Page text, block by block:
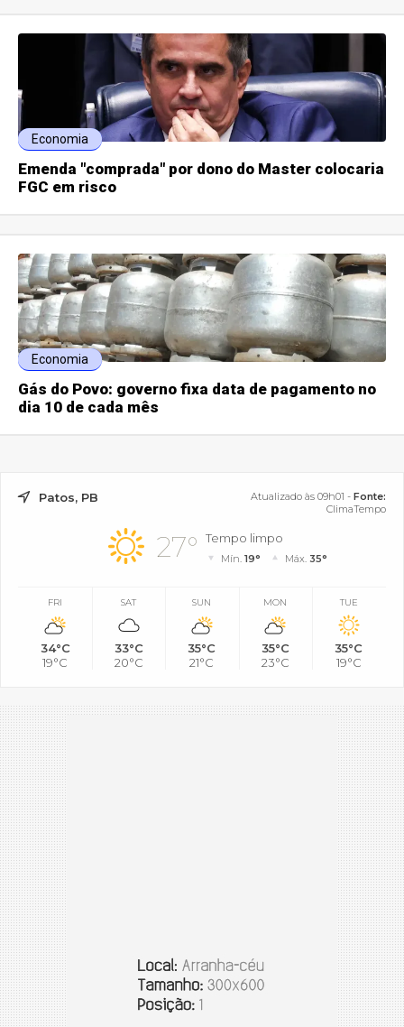
Economia
Emenda "comprada" por dono do Master colocaria
FGC em risco
Economia
Gás do Povo: governo fixa data de pagamento no
dia 10 de cada mês
Patos, PB Atualizado às 09h01 - Fonte:
ClimaTempo
27° Tempo limpo
Mín.19° Máx. 35°
FRI
34°C
19°C
SAT
33°C
20°C
SUN
35°C
21°C
MON
35°C
23°C
TUE
35°C
19°C